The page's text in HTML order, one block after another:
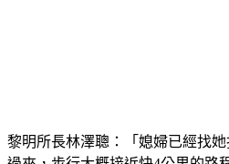
黎明所長林澤聰：「媳婦已經找